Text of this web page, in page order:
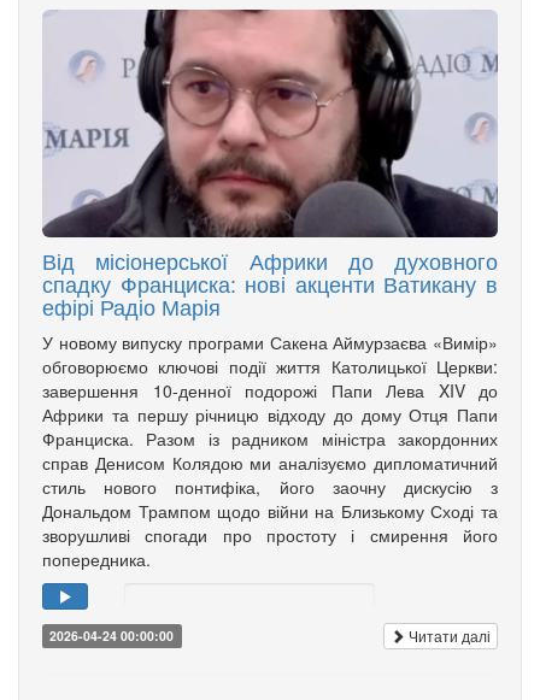
Від місіонерської Африки до духовного
спадку Франциска: нові акценти Ватикану в
ефірі Радіо Марія
У новому випуску програми Сакена Аймурзаєва «Вимір»
обговорюємо ключові події життя Католицької Церкви:
завершення 10-денної подорожі Папи Лева XIV до
Африки та першу річницю відходу до дому Отця Папи
Франциска. Разом із радником міністра закордонних
справ Денисом Колядою ми аналізуємо дипломатичний
стиль нового понтифіка, його заочну дискусію з
Дональдом Трампом щодо війни на Близькому Сході та
зворушливі спогади про простоту і смирення його
попередника.
2026-04-24 00:00:00 Читати далі